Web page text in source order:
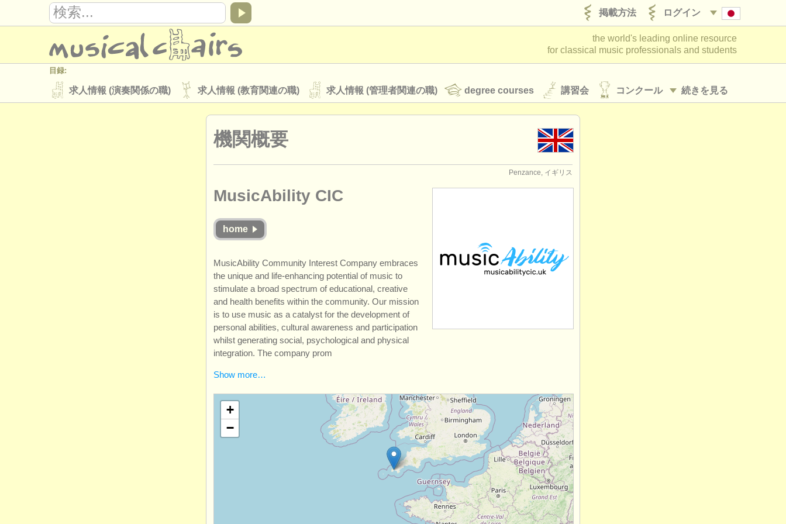
ログイン
掲載方法
the world's leading online resource
for classical music professionals and students
目録:
続きを見る
求人情報 (演奏関係の職) 求人情報 (教育関連の職) 求人情報 (管理者関連の職) degree courses 講習会 コンクール
お問い合わせ rss feeds
find out about ourATS ATS
機関概要
Penzance, イギリス
MusicAbility CIC
home
MusicAbility Community Interest Company embraces
the unique and life-enhancing potential of music to
stimulate a broad spectrum of educational, creative
and health benefits within the community. Our mission
is to use music as a catalyst for the development of
personal abilities, cultural awareness and participation
whilst generating social, psychological and physical
integration. The company prom
Show more…
+
−